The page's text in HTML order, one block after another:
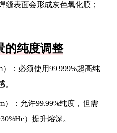
缝表面会形成灰色氧化膜；
的纯度调整
：必须使用99.999%超高纯
。
）：允许99.99%纯度，但需
）提升熔深。